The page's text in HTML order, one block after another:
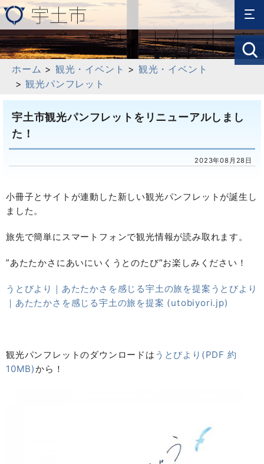
ホーム > 観光・イベント > 観光・イベント
>観光パンフレット
宇土市観光パンフレットをリニューアルしまし
た！
2023年08月28日
小冊子とサイトが連動した新しい観光パンフレットが誕生し
ました。
旅先で簡単にスマートフォンで観光情報が読み取れます。
”あたたかさにあいにいくうとのたび”お楽しみください！
うとびより｜あたたかさを感じる宇土の旅を提案うとびより
｜あたたかさを感じる宇土の旅を提案 (utobiyori.jp)
観光パンフレットのダウンロードは うとびより(PDF 約
10MB)から！